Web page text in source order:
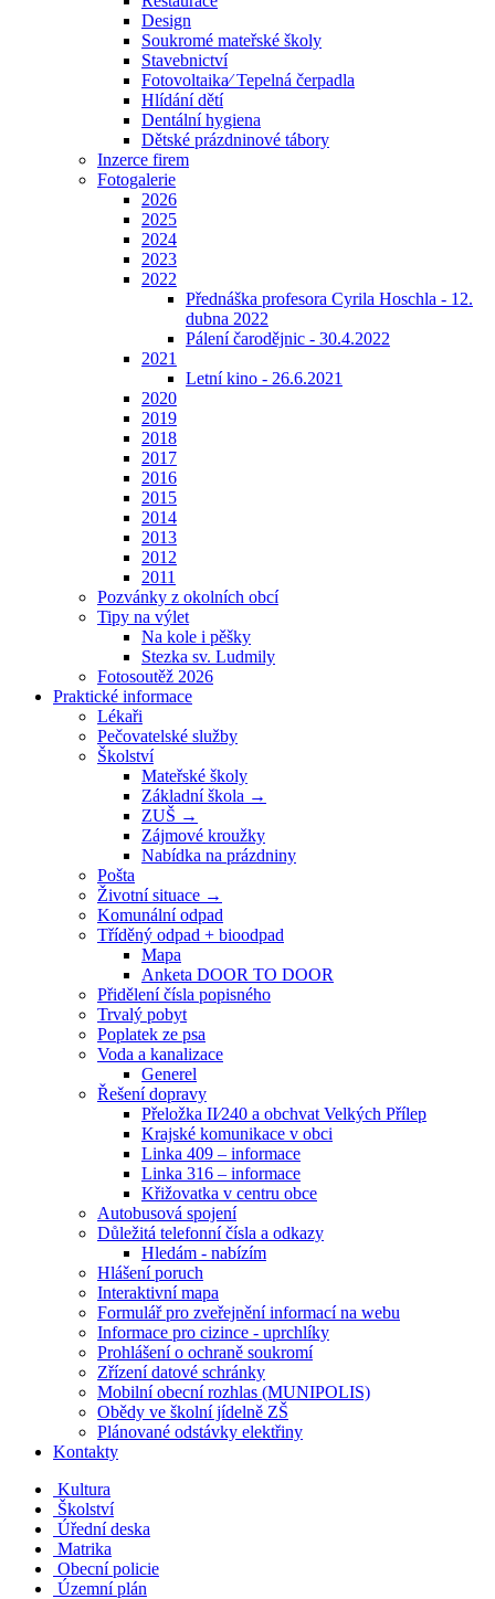
Design
Soukromé mateřské školy
Stavebnictví
Fotovoltaika⁄ Tepelná čerpadla
Hlídání dětí
Dentální hygiena
Dětské prázdninové tábory
Inzerce firem
Fotogalerie
2026
2025
2024
2023
2022
Přednáška profesora Cyrila Hoschla - 12.
dubna 2022
Pálení čarodějnic - 30.4.2022
2021
Letní kino - 26.6.2021
2020
2019
2018
2017
2016
2015
2014
2013
2012
2011
Pozvánky z okolních obcí
Tipy na výlet
Na kole i pěšky
Stezka sv. Ludmily
Fotosoutěž 2026
Praktické informace
Lékaři
Pečovatelské služby
Školství
Mateřské školy
Základní škola →
ZUŠ →
Zájmové kroužky
Nabídka na prázdniny
Pošta
Životní situace →
Komunální odpad
Tříděný odpad + bioodpad
Mapa
Anketa DOOR TO DOOR
Přidělení čísla popisného
Trvalý pobyt
Poplatek ze psa
Voda a kanalizace
Generel
Řešení dopravy
Přeložka II⁄240 a obchvat Velkých Přílep
Krajské komunikace v obci
Linka 409 – informace
Linka 316 – informace
Křižovatka v centru obce
Autobusová spojení
Důležitá telefonní čísla a odkazy
Hledám - nabízím
Hlášení poruch
Interaktivní mapa
Formulář pro zveřejnění informací na webu
Informace pro cizince - uprchlíky
Prohlášení o ochraně soukromí
Zřízení datové schránky
Mobilní obecní rozhlas (MUNIPOLIS)
Obědy ve školní jídelně ZŠ
Plánované odstávky elektřiny
Kontakty
Kultura
Školství
Úřední deska
Matrika
Obecní policie
Územní plán